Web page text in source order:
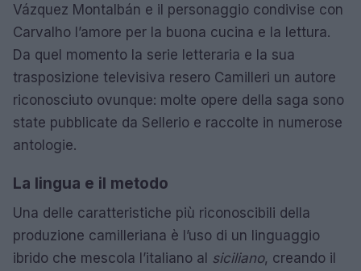
Vázquez Montalbán e il personaggio condivise con
Carvalho l’amore per la buona cucina e la lettura.
Da quel momento la serie letteraria e la sua
trasposizione televisiva resero Camilleri un autore
riconosciuto ovunque: molte opere della saga sono
state pubblicate da Sellerio e raccolte in numerose
antologie.
La lingua e il metodo
Una delle caratteristiche più riconoscibili della
produzione camilleriana è l’uso di un linguaggio
ibrido che mescola l’italiano al siciliano, creando il